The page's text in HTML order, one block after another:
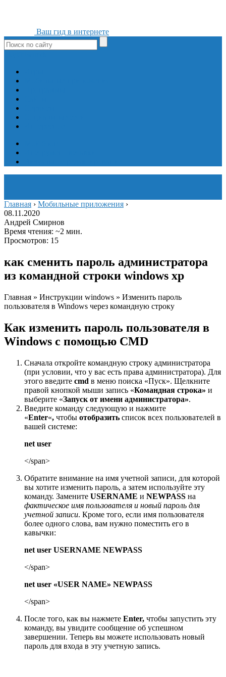
Ваш гид в интернете
Главная › Мобильные приложения ›
08.11.2020
Андрей Смирнов
Время чтения: ~2 мин.
Просмотров: 15
как сменить пароль администратора
из командной строки windows xp
Главная » Инструкции windows » Изменить пароль
пользователя в Windows через командную строку
Как изменить пароль пользователя в
Windows с помощью CMD
Сначала откройте командную строку администратора
(при условии, что у вас есть права администратора). Для
этого введите cmd в меню поиска «Пуск». Щелкните
правой кнопкой мыши запись «Командная строка» и
выберите «Запуск от имени администратора».
Введите команду следующую и нажмите
«Enter«, чтобы отобразить список всех пользователей в
вашей системе:
net user
</span>
Обратите внимание на имя учетной записи, для которой
вы хотите изменить пароль, а затем используйте эту
команду. Замените USERNAME и NEWPASS на
фактическое имя пользователя и новый пароль для
учетной записи. Кроме того, если имя пользователя
более одного слова, вам нужно поместить его в
кавычки:
net user USERNAME NEWPASS
</span>
net user «USER NAME» NEWPASS
</span>
После того, как вы нажмете Enter, чтобы запустить эту
команду, вы увидите сообщение об успешном
завершении. Теперь вы можете использовать новый
пароль для входа в эту учетную запись.